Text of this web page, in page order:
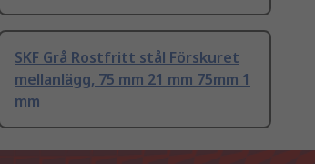
SKF Grå Rostfritt stål Förskuret
mellanlägg, 75 mm 21 mm 75mm 1
mm